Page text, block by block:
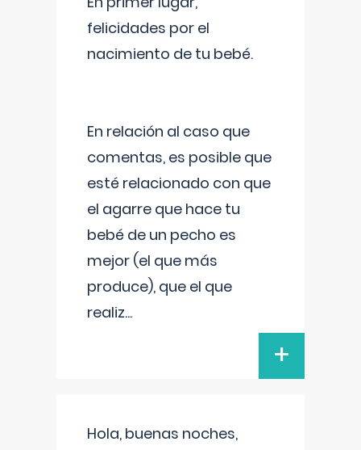
felicidades por el
nacimiento de tu bebé.
En relación al caso que
comentas, es posible que
esté relacionado con que
el agarre que hace tu
bebé de un pecho es
mejor (el que más
produce), que el que
realiz...
+
Hola, buenas noches,